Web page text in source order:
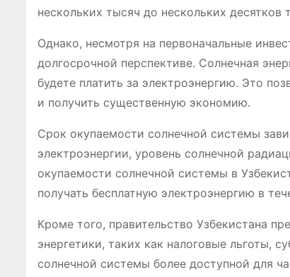
нескольких тысяч до нескольких десятков
Однако, несмотря на первоначальные
долгосрочной перспективе. Солнечная
будете платить за электроэнергию. Это
и получить существенную экономию.
Срок окупаемости солнечной системы
электроэнергии, уровень солнечной
окупаемости солнечной системы в
получать бесплатную электроэнергию в
Кроме того, правительство Узбекистана
энергетики, таких как налоговые льготы,
солнечной системы более доступной для